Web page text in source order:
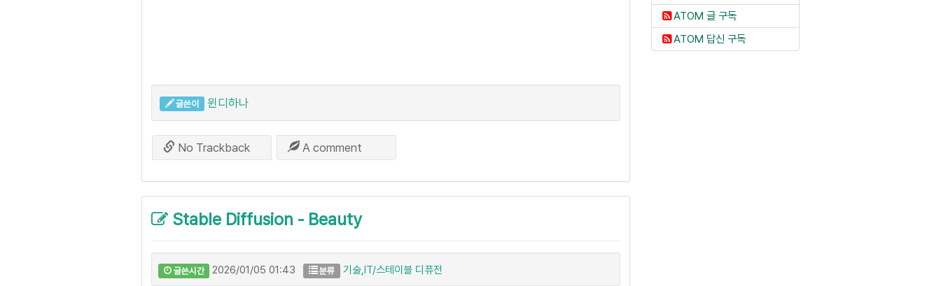
글쓴이 윈디하나
No Trackback A comment
Stable Diffusion - Beauty
글쓴시간 2026/01/05 01:43 분류 기술,IT/스테이블 디퓨전
ATOM 글 구독
ATOM 답신 구독